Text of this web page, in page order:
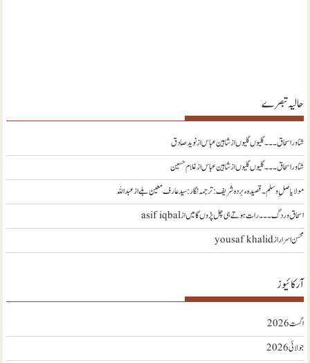
حالیہ تبصرے
شناور اسحاق ۔۔۔ گلیوں گلیوں از شاہین عباسازنويد صادق
شناور اسحاق ۔۔۔ گلیوں گلیوں از شاہین عباسازغلام حسین
مولا یا صلِ وسلم ۔قصیدہ ء بردہ شریف: ترجمہ نگار : سید عارف معین بلےازعبداللہ
اسحاق وردگ ۔۔۔ رات ہوتے ہی چل پڑوں گا میںازasif iqbal
محسن اسرارازyousaf khalid
آرکائیوز
اگست 2026
جولائی 2026